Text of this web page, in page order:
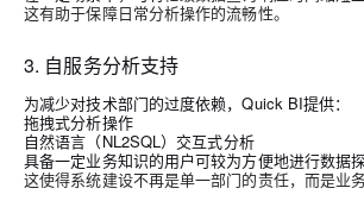
这有助于保障日常分析操作的流畅性。
3. 自服务分析支持
为减少对技术部门的过度依赖，Quick BI提供：
拖拽式分析操作
自然语言（NL2SQL）交互式分析
具备一定业务知识的用户可较为方便地进行数据
这使得系统建设不再是单一部门的责任，而是业